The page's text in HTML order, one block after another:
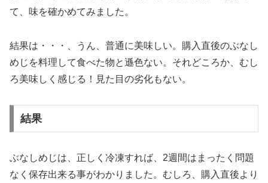
て、味を確かめてみました。
結果は・・・、うん、普通に美味しい。購入直後のぶなし
めじを料理して食べた物と遜色ない。それどころか、むし
ろ美味しく感じる！見た目の劣化もない。
結果
ぶなしめじは、正しく冷凍すれば、2週間はまったく問題
なく保存出来る事がわかりました。むしろ、購入直後より